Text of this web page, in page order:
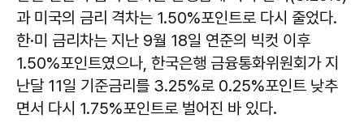
과 미국의 금리 격차는 1.50%포인트로 다시 줄었다.
한·미 금리차는 지난 9월 18일 연준의 빅컷 이후
1.50%포인트였으나, 한국은행 금융통화위원회가 지
난달 11일 기준금리를 3.25%로 0.25%포인트 낮추
면서 다시 1.75%포인트로 벌어진 바 있다.